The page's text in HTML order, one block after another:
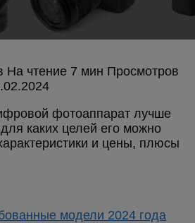
На чтение 7 мин Просмотров
фотоаппарат лучше
каких целей его можно
и цены, плюсы
модели 2024 года